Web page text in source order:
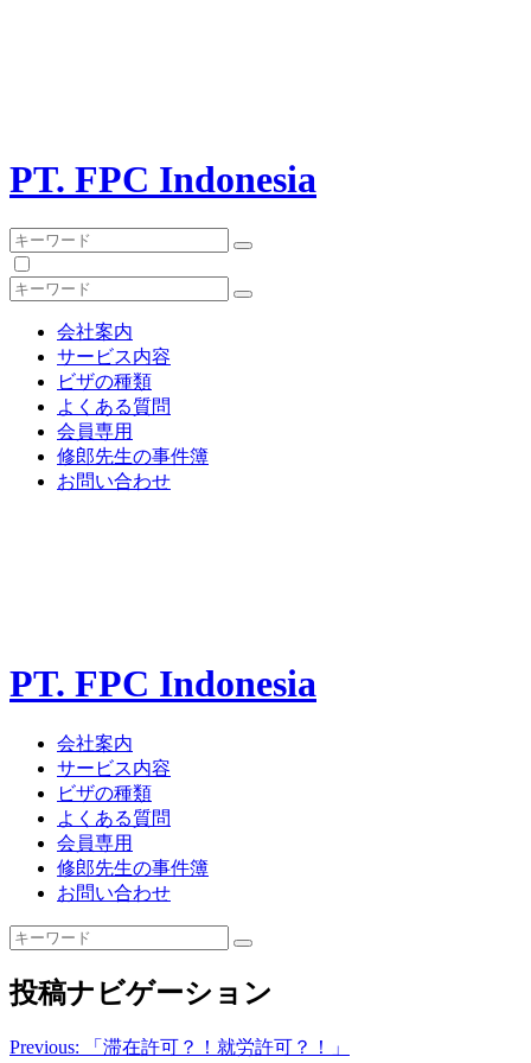
PT. FPC Indonesia
会社案内
サービス内容
ビザの種類
よくある質問
会員専用
修郎先生の事件簿
お問い合わせ
PT. FPC Indonesia
会社案内
サービス内容
ビザの種類
よくある質問
会員専用
修郎先生の事件簿
お問い合わせ
投稿ナビゲーション
Previous:
「滞在許可？！就労許可？！」